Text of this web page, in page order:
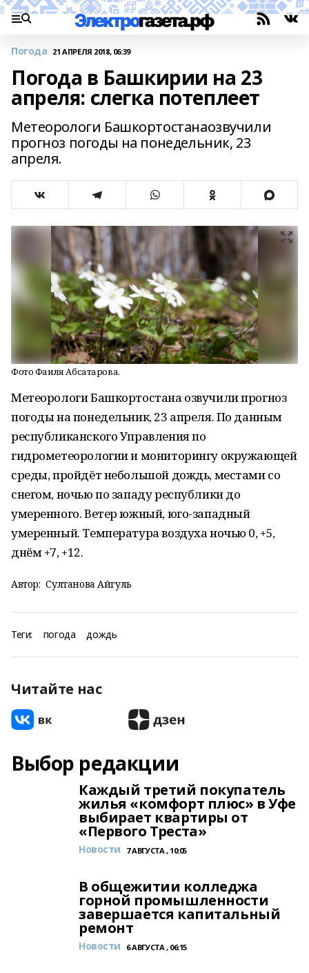
Погода 21 АПРЕЛЯ 2018, 06:39
Погода в Башкирии на 23
апреля: слегка потеплеет
Метеорологи Башкортостанаозвучили
прогноз погоды на понедельник, 23
апреля.
Фото Фаиля Абсатарова.
Метеорологи Башкортостана озвучили прогноз
погоды на понедельник, 23 апреля. По данным
республиканского Управления по
гидрометеорологии и мониторингу окружающей
среды, пройдёт небольшой дождь, местами со
снегом, ночью по западу республики до
умеренного. Ветер южный, юго-западный
умеренный. Температура воздуха ночью 0, +5,
днём +7, +12.
Автор: Султанова Айгуль
Теги: погода дождь
Читайте нас
Выбор редакции
Каждый третий покупатель
жилья «комфорт плюс» в Уфе
выбирает квартиры от
«Первого Треста»
Новости 7 АВГУСТА , 10:05
В общежитии колледжа
горной промышленности
завершается капитальный
ремонт
Новости 6 АВГУСТА , 06:15